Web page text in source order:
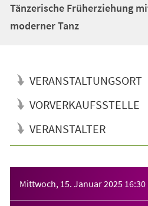
Tänzerische Früherziehung
moderner Tanz
VERANSTALTUNGSORT
VORVERKAUFSSTELLE
VERANSTALTER
Mittwoch, 15. Januar 2025 16:30